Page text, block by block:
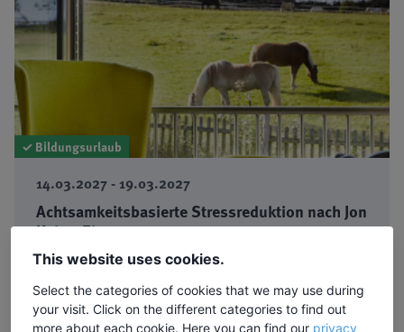
✓ Bildungsurlaub
14.03.2027 - 19.03.2027
Achtsamkeitsbasierte Stressreduktion nach Jon
Kabat-Zinn
Einführung in die achtsamkeitsbasierte
Stressbewältigung (MBSR)
Dozentin: Angela Kraus ·Ort:Sundern
This website uses cookies.
Select the categories of cookies that we may use during
your visit. Click on the different categories to find out
more about each cookie. Here you can find our privacy